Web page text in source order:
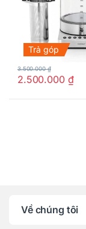
Trả góp
2.500.000 ₫
3.500.000₫
Về chúng tôi